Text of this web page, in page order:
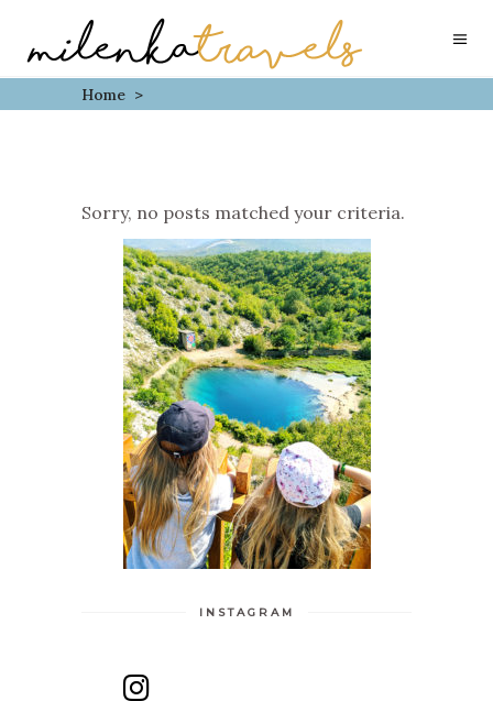
Home >
Sorry, no posts matched your criteria.
INSTAGRAM